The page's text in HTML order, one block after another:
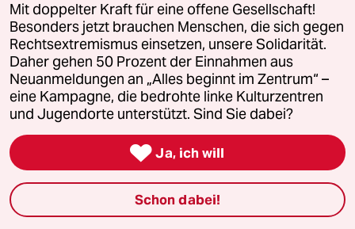
H HaMei
19.06.2024,13:53 Uhr
@ToSten23:
Wieso sollte ein Staat, der
systematisch der Völkerrecht
Community Unterstützung erfahren?
Israel sollte vielmehr analog zu
Russland behandelt werden.
Völkerrechtswidrige Annexionen
gehören bestraft, nicht belohnt.
Mit doppelter Kraft für eine offene Gesellschaft!
Besonders jetzt brauchen Menschen, die sich gegen
Rechtsextremismus einsetzen, unsere Solidarität.
Daher gehen 50 Prozent der Einnahmen aus
Neuanmeldungen an „Alles beginnt im Zentrum“ –
eine Kampagne, die bedrohte linke Kulturzentren
und Jugendorte unterstützt. Sind Sie dabei?
 Ja, ich will
Schon dabei!